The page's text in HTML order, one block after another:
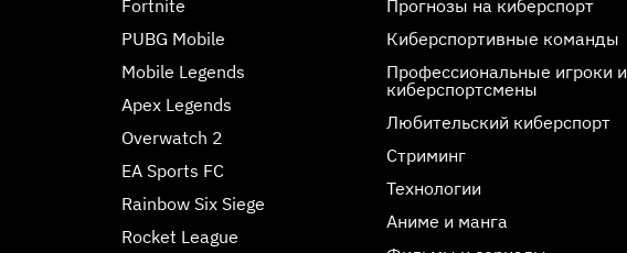
Fortnite
PUBG Mobile
Mobile Legends
Apex Legends
Overwatch 2
EA Sports FC
Rainbow Six Siege
Rocket League
Прогнозы на киберспорт
Киберспортивные команды
Профессиональные игроки и
киберспортсмены
Любительский киберспорт
Стриминг
Технологии
Аниме и манга